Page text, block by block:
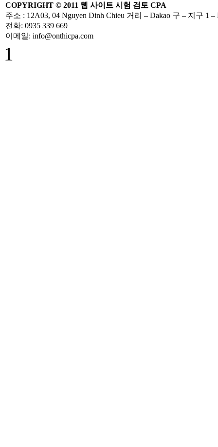
Công Văn
586/TCT-CS
Hướng dẫn các nội
dung chính sách
COPYRIGHT © 2011 웹 사이트 시험 검토 CPA
주소 : 12A03, 04 Nguyen Dinh Chieu 거리 – Dakao 구 – 지구 1 –
전화: 0935 339 669
이메일: info@onthicpa.com
1